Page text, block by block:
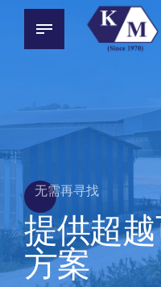
无需再寻找
提供超
方案